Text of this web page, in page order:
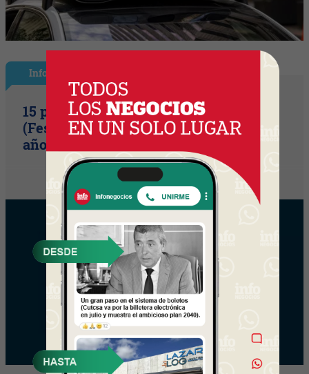
InfoShow
15 primaveras tienes que cumplir
(Festival Música de la Tierra celebra 15
años)